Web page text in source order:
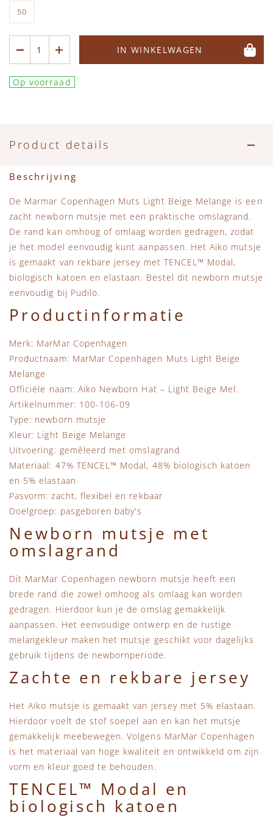
Accessoires
Zwemkleding
Zwemkleding
Feestkleding
Speelgoed
Beren, Speendoekjes en Knuffeldoekjes
Beren
MarMar Copenhagen
Mini Rodini
Piupiuchick
Play Up
Sproet & Sprout
Tiny Cottons
50
IN WINKELWAGEN
Op voorraad
Product details
Beschrijving
De Marmar Copenhagen Muts Light Beige Melange is een
zacht newborn mutsje met een praktische omslagrand.
De rand kan omhoog of omlaag worden gedragen, zodat
je het model eenvoudig kunt aanpassen. Het Aiko mutsje
is gemaakt van rekbare jersey met TENCEL™ Modal,
biologisch katoen en elastaan. Bestel dit newborn mutsje
eenvoudig bij Pudilo.
Productinformatie
Merk: MarMar Copenhagen
Productnaam: MarMar Copenhagen Muts Light Beige
Melange
Officiële naam: Aiko Newborn Hat – Light Beige Mel.
Artikelnummer: 100-106-09
Type: newborn mutsje
Kleur: Light Beige Melange
Uitvoering: gemêleerd met omslagrand
Materiaal: 47% TENCEL™ Modal, 48% biologisch katoen
en 5% elastaan
Pasvorm: zacht, flexibel en rekbaar
Doelgroep: pasgeboren baby's
Newborn mutsje met
omslagrand
Dit MarMar Copenhagen newborn mutsje heeft een
brede rand die zowel omhoog als omlaag kan worden
gedragen. Hierdoor kun je de omslag gemakkelijk
aanpassen. Het eenvoudige ontwerp en de rustige
melangekleur maken het mutsje geschikt voor dagelijks
gebruik tijdens de newbornperiode.
Zachte en rekbare jersey
Het Aiko mutsje is gemaakt van jersey met 5% elastaan.
Hierdoor voelt de stof soepel aan en kan het mutsje
gemakkelijk meebewegen. Volgens MarMar Copenhagen
is het materiaal van hoge kwaliteit en ontwikkeld om zijn
vorm en kleur goed te behouden.
TENCEL™ Modal en
biologisch katoen